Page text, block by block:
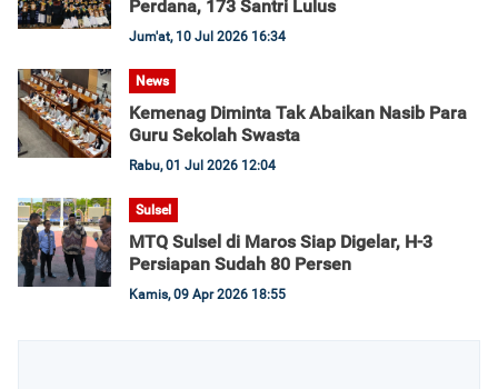
Perdana, 173 Santri Lulus
Jum'at, 10 Jul 2026 16:34
News
Kemenag Diminta Tak Abaikan Nasib Para
Guru Sekolah Swasta
Rabu, 01 Jul 2026 12:04
Sulsel
MTQ Sulsel di Maros Siap Digelar, H-3
Persiapan Sudah 80 Persen
Kamis, 09 Apr 2026 18:55